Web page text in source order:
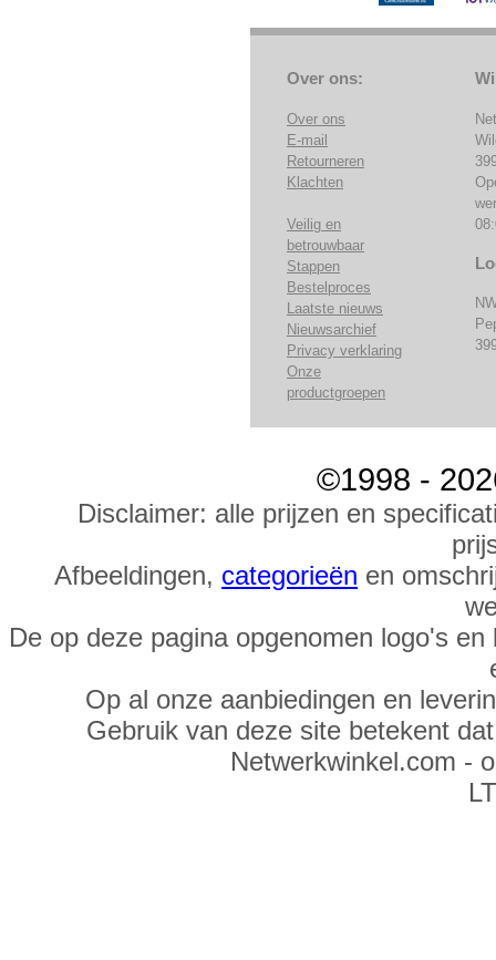
Over ons:
Over ons
E-mail
Retourneren
Klachten
Veilig en
betrouwbaar
Stappen
Bestelproces
Laatste nieuws
Nieuwsarchief
Privacy verklaring
Onze
productgroepen
©1998 -
Disclaimer: alle prijzen en
Afbeeldingen, categorieën en
De op deze pagina opgenomen logo's
Op al onze aanbiedingen en
Gebruik van deze site betekent
Netwerkwinkel.com -